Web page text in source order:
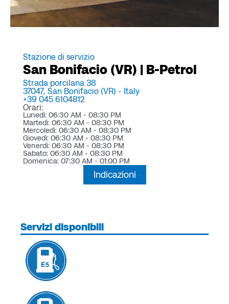
Stazione di servizio
San Bonifacio (VR) | B-Petrol
Strada porcilana 38
37047, San Bonifacio (VR) - Italy
+39 045 6104812
Orari:
Lunedì: 06:30 AM - 08:30 PM
Martedì: 06:30 AM - 08:30 PM
Mercoledì: 06:30 AM - 08:30 PM
Giovedì: 06:30 AM - 08:30 PM
Venerdì: 06:30 AM - 08:30 PM
Sabato: 06:30 AM - 08:30 PM
Domenica: 07:30 AM - 01:00 PM
Indicazioni
Servizi disponibili